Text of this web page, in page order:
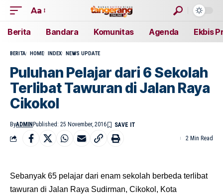
Aa
Berita Bandara Komunitas Agenda Ekbis
BERITA HOME INDEX NEWS UPDATE
Puluhan Pelajar dari 6 Sekolah
Terlibat Tawuran di Jalan Raya
Cikokol
ByADMIN Published: 25 November, 2016
2 Min Read
Sebanyak 65 pelajar dari enam sekolah berbeda terlibat
tawuran di Jalan Raya Sudirman, Cikokol, Kota